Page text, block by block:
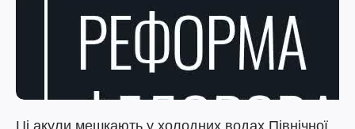
Ці акули мешкають у холодних водах Північної